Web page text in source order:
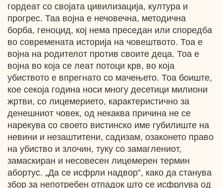
гордеат со својата цивилизација, култура и
прогрес. Таа војна е нечовечна, методична
борба, геноцид, кој нема преседан или споредба
во современата историја на човештвото. Тоа е
војна на родителот против своите деца. Тоа е
војна во која се леат потоци крв, во која
убиството е впрегнато со мачењето. Тоа боиште,
кое секоја година носи многу десетици милиони
жртви, со лицемерието, карактеристично за
денешниот човек, од некаква причина не се
нарекува со своето вистинско име губилиште на
невини и незаштитени, садизам, озаконето право
на убиство и злочин, туку со замаглениот,
замаскиран и несовесен лицемерен термин
абортус. „Да се исфрли надвор”, како да станува
збор за непотребен отпадок што се исфрлува од